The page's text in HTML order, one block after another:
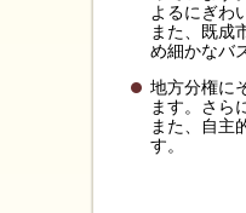
よるにぎわ
また、既成
め細かなバ
地方分権に
ます。さら
また、自主
す。